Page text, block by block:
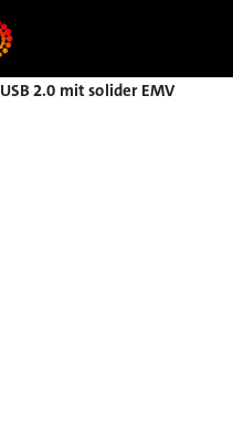
USB 2.0 mit solider EMV